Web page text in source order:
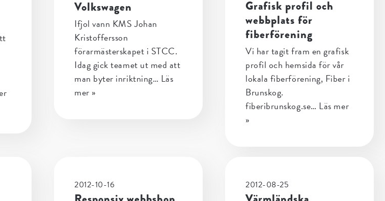
Volkswagen
Ifjol vann KMS Johan
Kristoffersson
förarmästerskapet i STCC.
Idag gick teamet ut med att
man byter inriktning… Läs
mer »
Grafisk profil och
webbplats för
fiberförening
Vi har tagit fram en grafisk
profil och hemsida för vår
lokala fiberförening, Fiber i
Brunskog.
fiberibrunskog.se… Läs mer
»
2012-10-16 2012-08-25